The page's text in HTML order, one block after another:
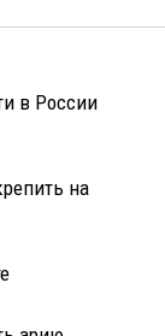
в России
на